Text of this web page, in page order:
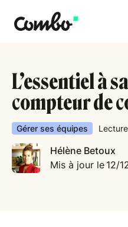
L’essentiel à
compteur de
Gérer ses équipes Lecture
Hélène Betoux
Mis à jour le 12/